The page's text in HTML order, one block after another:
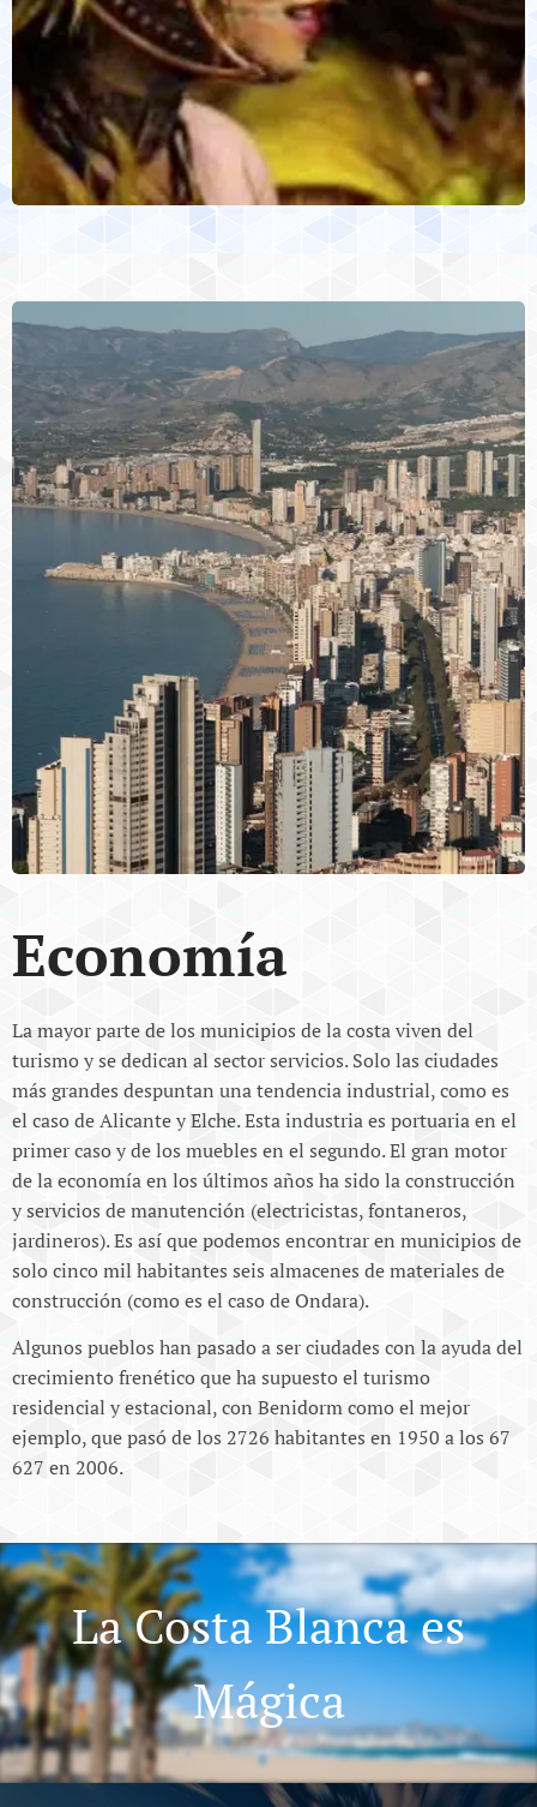
Economía
La mayor parte de los municipios de la costa viven del
turismo y se dedican al sector servicios. Solo las ciudades
más grandes despuntan una tendencia industrial, como es
el caso de Alicante y Elche. Esta industria es portuaria en el
primer caso y de los muebles en el segundo. El gran motor
de la economía en los últimos años ha sido la construcción
y servicios de manutención (electricistas, fontaneros,
jardineros). Es así que podemos encontrar en municipios de
solo cinco mil habitantes seis almacenes de materiales de
construcción (como es el caso de Ondara).
Algunos pueblos han pasado a ser ciudades con la ayuda del
crecimiento frenético que ha supuesto el turismo
residencial y estacional, con Benidorm como el mejor
ejemplo, que pasó de los 2726 habitantes en 1950 a los 67
627 en 2006.
La Costa Blanca es
Mágica